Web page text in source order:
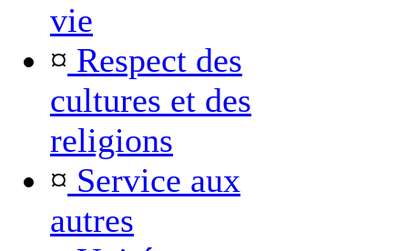
vie
¤ Respect des
cultures et des
religions
¤ Service aux
autres